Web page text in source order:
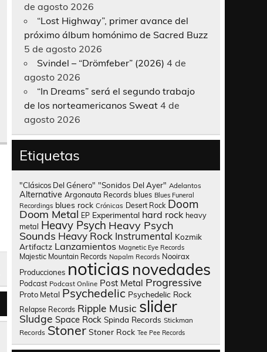
de agosto 2026
“Lost Highway”, primer avance del
próximo álbum homónimo de Sacred Buzz
5 de agosto 2026
Svindel – “Drömfeber” (2026) 4 de
agosto 2026
“In Dreams” será el segundo trabajo
de los norteamericanos Sweat 4 de
agosto 2026
Etiquetas
"Clásicos Del Género" "Sonidos Del Ayer" Adelantos
Alternative Argonauta Records blues Blues Funeral
Recordings blues rock Crónicas Desert Rock Doom
Doom Metal EP Experimental hard rock heavy
metal Heavy Psych Heavy Psych
Sounds Heavy Rock Instrumental Kozmik
Artifactz Lanzamientos Magnetic Eye Records
Majestic Mountain Records Napalm Records Nooirax
Producciones noticias novedades
Podcast Podcast Online Post Metal Progressive
Proto Metal Psychedelic Psychedelic Rock
Relapse Records Ripple Music slider
Sludge Space Rock Spinda Records Stickman
Records Stoner Stoner Rock Tee Pee Records